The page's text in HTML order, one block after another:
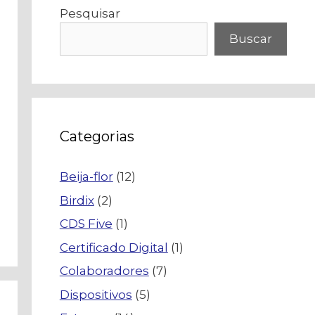
Pesquisar
Buscar
Categorias
Beija-flor(12)
Birdix(2)
CDS Five (1)
Certificado Digital (1)
Colaboradores (7)
Dispositivos (5)